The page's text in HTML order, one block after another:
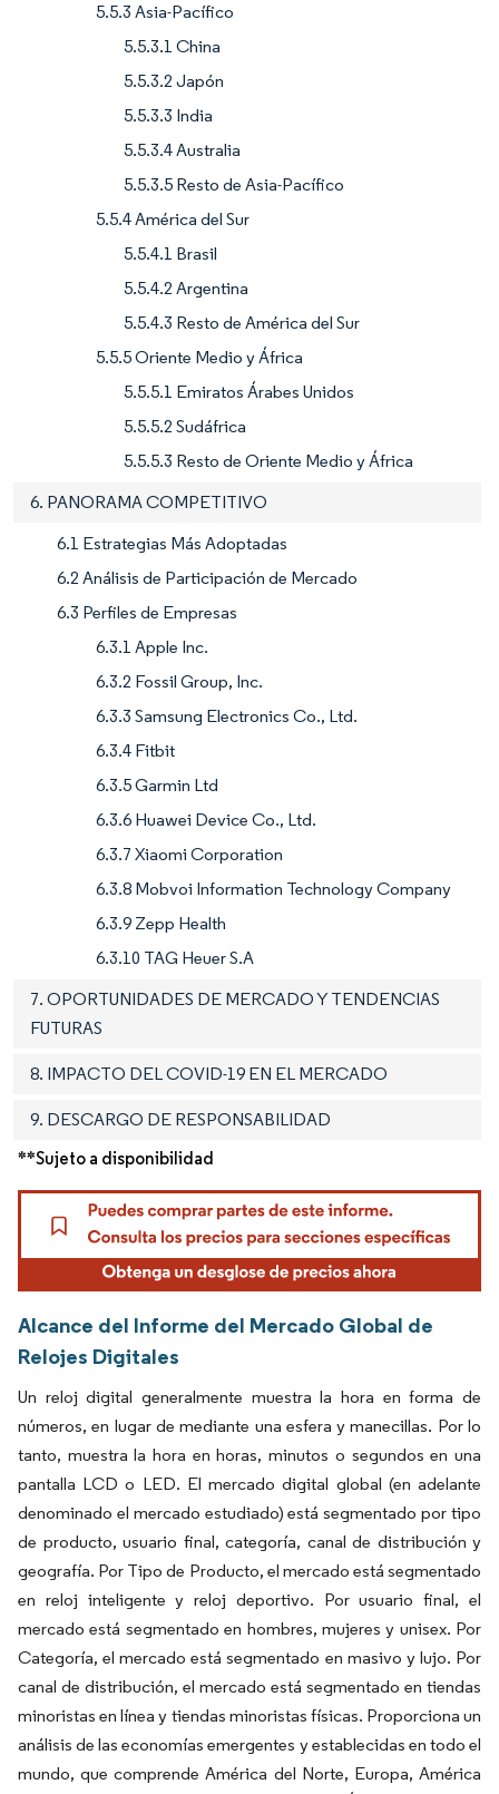
5.5.3 Asia-Pacífico
5.5.3.1 China
5.5.3.2 Japón
5.5.3.3 India
5.5.3.4 Australia
5.5.3.5 Resto de Asia-Pacífico
5.5.4 América del Sur
5.5.4.1 Brasil
5.5.4.2 Argentina
5.5.4.3 Resto de América del Sur
5.5.5 Oriente Medio y África
5.5.5.1 Emiratos Árabes Unidos
5.5.5.2 Sudáfrica
5.5.5.3 Resto de Oriente Medio y África
6. PANORAMA COMPETITIVO
6.1 Estrategias Más Adoptadas
6.2 Análisis de Participación de Mercado
6.3 Perfiles de Empresas
6.3.1 Apple Inc.
6.3.2 Fossil Group, Inc.
6.3.3 Samsung Electronics Co., Ltd.
6.3.4 Fitbit
6.3.5 Garmin Ltd
6.3.6 Huawei Device Co., Ltd.
6.3.7 Xiaomi Corporation
6.3.8 Mobvoi Information Technology Company
6.3.9 Zepp Health
6.3.10 TAG Heuer S.A
7. OPORTUNIDADES DE MERCADO Y TENDENCIAS
FUTURAS
8. IMPACTO DEL COVID-19 EN EL MERCADO
9. DESCARGO DE RESPONSABILIDAD
**Sujeto a disponibilidad
Alcance del Informe del Mercado Global de
Relojes Digitales
Un reloj digital generalmente muestra la hora en forma de
números, en lugar de mediante una esfera y manecillas. Por lo
tanto, muestra la hora en horas, minutos o segundos en una
pantalla LCD o LED. El mercado digital global (en adelante
denominado el mercado estudiado) está segmentado por tipo
de producto, usuario final, categoría, canal de distribución y
geografía. Por Tipo de Producto, el mercado está segmentado
en reloj inteligente y reloj deportivo. Por usuario final, el
mercado está segmentado en hombres, mujeres y unisex. Por
Categoría, el mercado está segmentado en masivo y lujo. Por
canal de distribución, el mercado está segmentado en tiendas
minoristas en línea y tiendas minoristas físicas. Proporciona un
análisis de las economías emergentes y establecidas en todo el
mundo, que comprende América del Norte, Europa, América